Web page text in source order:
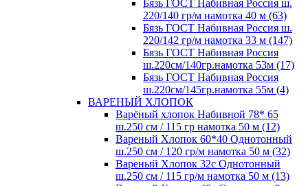
Бязь ГОСТ Набивная Россия ш.
220/140 гр/м намотка 40 м (63)
Бязь ГОСТ Набивная Россия ш.
220/142 гр/м намотка 33 м (147)
Бязь ГОСТ Набивная Россия
ш.220см/140гр.намотка 53м (17)
Бязь ГОСТ Набивная Россия
ш.220см/145гр.намотка 55м (4)
ВАРЕНЫЙ ХЛОПОК
Варёный хлопок Набивной 78* 65
ш.250 см / 115 гр намотка 50 м (12)
Вареный Хлопок 60*40 Однотонный
ш.250 см / 120 гр/м намотка 50 м (32)
Вареный Хлопок 32с Однотонный
ш.250 см / 115 гр/м намотка 50 м (13)